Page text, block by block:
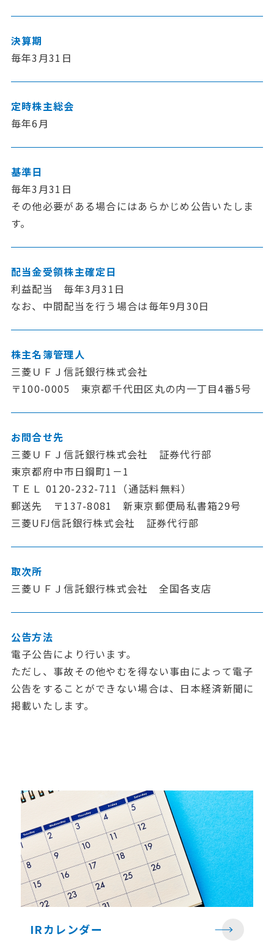
決算期
毎年3月31日
定時株主総会
毎年6月
基準日
毎年3月31日
その他必要がある場合にはあらかじめ公告いたしま
す。
配当金受領株主確定日
利益配当 毎年3月31日
なお、中間配当を行う場合は毎年9月30日
株主名簿管理人
三菱ＵＦＪ信託銀行株式会社
〒100-0005 東京都千代田区丸の内一丁目4番5号
お問合せ先
三菱ＵＦＪ信託銀行株式会社 証券代行部
東京都府中市日鋼町1－1
ＴＥＬ 0120-232-711（通話料無料）
郵送先 〒137-8081 新東京郵便局私書箱29号
三菱UFJ信託銀行株式会社 証券代行部
取次所
三菱ＵＦＪ信託銀行株式会社 全国各支店
公告方法
電子公告により行います。
ただし、事故その他やむを得ない事由によって電子
公告をすることができない場合は、日本経済新聞に
掲載いたします。
IRカレンダー